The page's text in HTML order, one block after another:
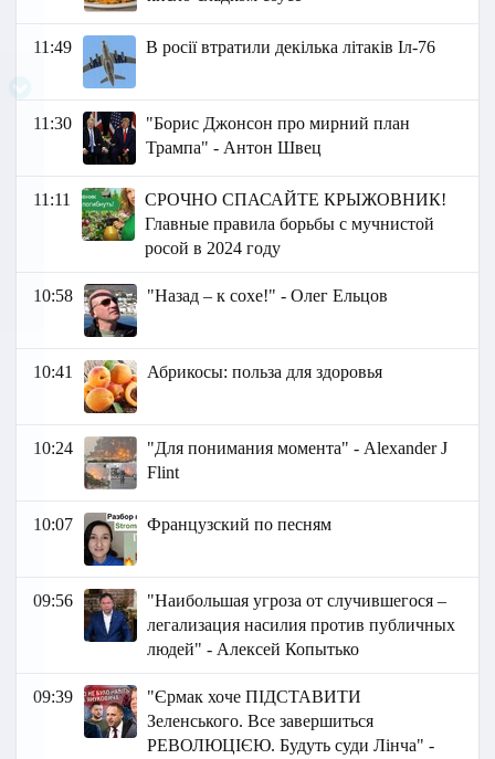
11:49 В росії втратили декілька літаків Іл-76
11:30
"Борис Джонсон про мирний план
Трампа" - Антон Швец
11:11
СРОЧНО СПАСАЙТЕ КРЫЖОВНИК!
Главные правила борьбы с мучнистой
росой в 2024 году
10:58 "Назад – к сохе!" - Олег Ельцов
10:41 Абрикосы: польза для здоровья
10:24
"Для понимания момента" - Alexander J
Flint
10:07 Французский по песням
09:56
"Наибольшая угроза от случившегося –
легализация насилия против публичных
людей" - Алексей Копытько
09:39
"Єрмак хоче ПІДСТАВИТИ
Зеленського. Все завершиться
РЕВОЛЮЦІЄЮ. Будуть суди Лінча" -